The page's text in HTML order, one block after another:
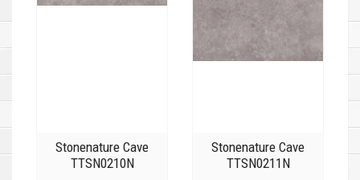
Stonenature Cave
TTSN0210N
Stonenature Cave
TTSN0211N